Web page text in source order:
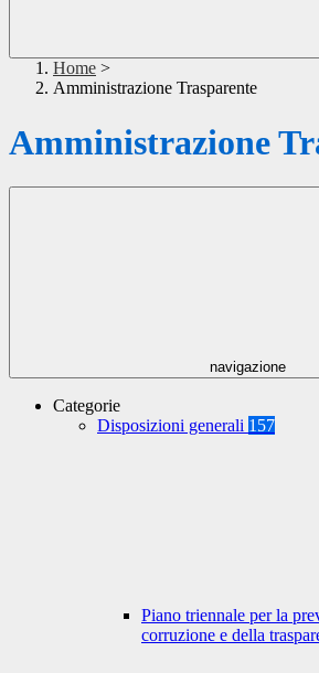
Home >
Amministrazione Trasparente
Amministrazione
navigazione
Categorie
Disposizioni generali 157
Piano triennale per la
corruzione e della